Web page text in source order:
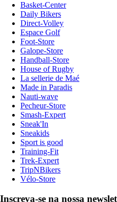
Basket-Center
Daily Bikers
Direct-Volley
Espace Golf
Foot-Store
Galope-Store
Handball-Store
House of Rugby
La sellerie de Maé
Made in Paradis
Nauti-wave
Pecheur-Store
Smash-Expert
Sneak'In
Sneakids
Sport is good
Training-Fit
Trek-Expert
TripNBikers
Vélo-Store
Inscreva-se na nossa